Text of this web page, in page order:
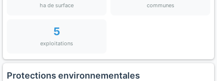
ha de surface communes
5
exploitations
Protections environnementales